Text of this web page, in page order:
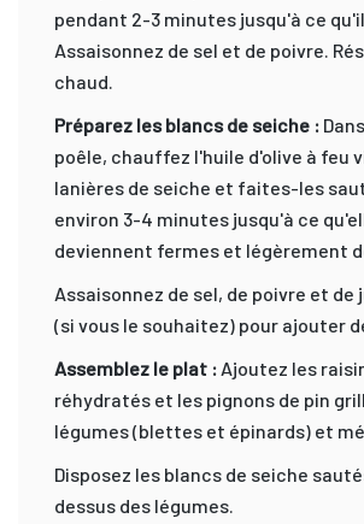
pendant 2-3 minutes jusqu'à ce
Assaisonnez de sel et de poivre.
chaud.
Préparez les blancs de seiche :
poêle, chauffez l'huile d'olive à feu
lanières de seiche et faites-les
environ 3-4 minutes jusqu'à ce
deviennent fermes et légèrement
Assaisonnez de sel, de poivre et de
(si vous le souhaitez) pour ajouter
Assemblez le plat : Ajoutez les
réhydratés et les pignons de pin
légumes (blettes et épinards) et
Disposez les blancs de seiche
dessus des légumes.